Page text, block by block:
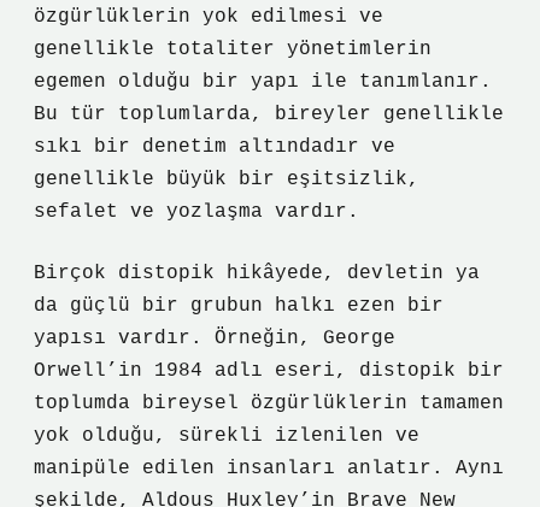
özgürlüklerin yok edilmesi ve
genellikle totaliter yönetimlerin
egemen olduğu bir yapı ile tanımlanır.
Bu tür toplumlarda, bireyler genellikle
sıkı bir denetim altındadır ve
genellikle büyük bir eşitsizlik,
sefalet ve yozlaşma vardır.
Birçok distopik hikâyede, devletin ya
da güçlü bir grubun halkı ezen bir
yapısı vardır. Örneğin, George
Orwell’in 1984 adlı eseri, distopik bir
toplumda bireysel özgürlüklerin tamamen
yok olduğu, sürekli izlenilen ve
manipüle edilen insanları anlatır. Aynı
şekilde, Aldous Huxley’in Brave New